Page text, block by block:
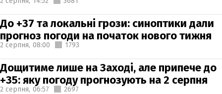
До +37 та локальні грози: синоптики дали
прогноз погоди на початок нового тижня
2 серпня, 08:00 1793
Дощитиме лише на Заході, але припече до
+35: яку погоду прогнозують на 2 серпня
2 серпня, 06:57 2697